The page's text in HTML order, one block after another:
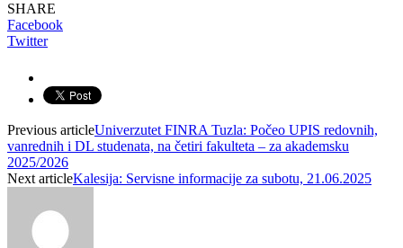
SHARE
Facebook
Twitter
Previous articleUniverzutet FINRA Tuzla: Počeo UPIS redovnih,
vanrednih i DL studenata, na četiri fakulteta – za akademsku
2025/2026
Next articleKalesija: Servisne informacije za subotu, 21.06.2025